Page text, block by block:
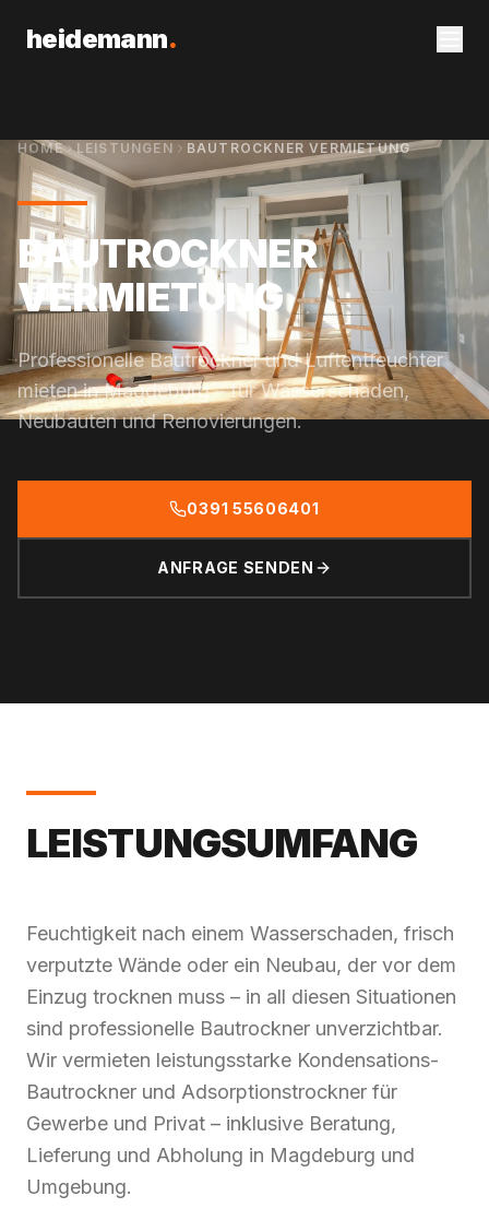
heidemann.
HOME LEISTUNGEN BAUTROCKNER VERMIETUNG
BAUTROCKNER
VERMIETUNG
Professionelle Bautrockner und Luftentfeuchter
mieten in Magdeburg – für Wasserschäden,
Neubauten und Renovierungen.
0391 55606401
ANFRAGE SENDEN
LEISTUNGS­UMFANG
Feuchtigkeit nach einem Wasserschaden, frisch
verputzte Wände oder ein Neubau, der vor dem
Einzug trocknen muss – in all diesen Situationen
sind professionelle Bautrockner unverzichtbar.
Wir vermieten leistungsstarke Kondensations-
Bautrockner und Adsorptionstrockner für
Gewerbe und Privat – inklusive Beratung,
Lieferung und Abholung in Magdeburg und
Umgebung.